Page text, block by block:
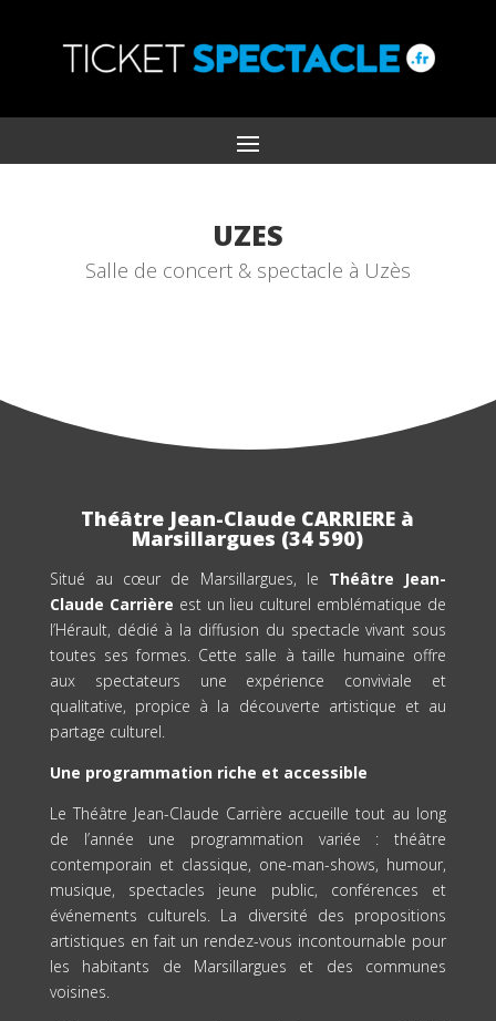
UZES
Salle de concert & spectacle à Uzès
Théâtre Jean-Claude CARRIERE à
Marsillargues (34 590)
Situé au cœur de Marsillargues, le Théâtre Jean-
Claude Carrière est un lieu culturel emblématique de
l’Hérault, dédié à la diffusion du spectacle vivant sous
toutes ses formes. Cette salle à taille humaine offre
aux spectateurs une expérience conviviale et
qualitative, propice à la découverte artistique et au
partage culturel.
Une programmation riche et accessible
Le Théâtre Jean-Claude Carrière accueille tout au long
de l’année une programmation variée : théâtre
contemporain et classique, one-man-shows, humour,
musique, spectacles jeune public, conférences et
événements culturels. La diversité des propositions
artistiques en fait un rendez-vous incontournable pour
les habitants de Marsillargues et des communes
voisines.